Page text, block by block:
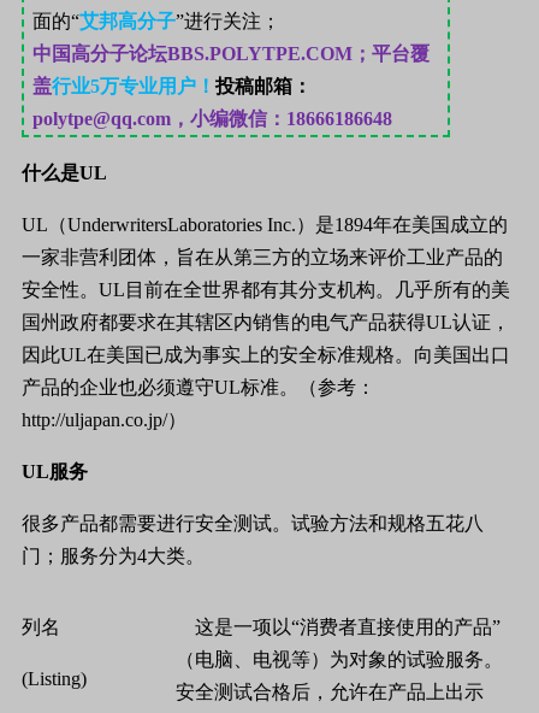
面的“艾邦高分子”进行关注；
中国高分子论坛BBS.POLYTPE.COM； 平台覆
盖行业5万专业用户！ 投稿邮箱：
polytpe@qq.com，小编微信：18666186648
什么是UL
UL （UnderwritersLaboratories Inc.）是1894年在美国成立的
一家非营利团体，旨在从第三方的立场来评价工业产品的
安全性。 UL 目前在全世界都有其分支机构。几乎所有的美
国州政府都要求在其辖区内销售的电气产品获得UL认证，
因此UL在美国已成为事实上的安全标准规格。向美国出口
产品的企业也必须遵守UL标准。（参考：
http://uljapan.co.jp/）
UL服务
很多产品都需要进行安全测试。试验方法和规格五花八
门；服务分为4大类。
列名
(Listing)
这是一项以“消费者直接使用的产品”
（电脑、电视等）为对象的试验服务。
安全测试合格后，允许在产品上出示